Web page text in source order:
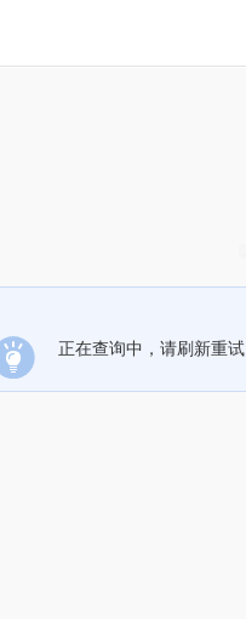
正在查询中，请刷新重试